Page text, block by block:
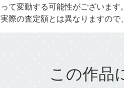
て変動する可能性がございます。
の査定額とは異なりますので
この作品